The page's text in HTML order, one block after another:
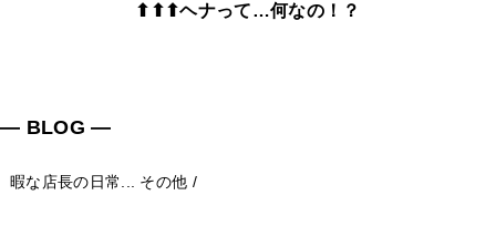
⬆⬆⬆ヘナって…何なの！？
― BLOG ―
暇な店長の日常... その他 /